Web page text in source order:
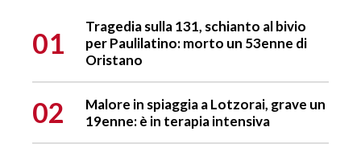
01
Tragedia sulla 131, schianto al bivio
per Paulilatino: morto un 53enne di
Oristano
02
Malore in spiaggia a Lotzorai, grave un
19enne: è in terapia intensiva